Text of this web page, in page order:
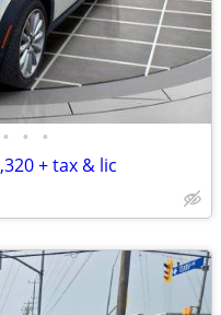
• • •
+ tax & lic